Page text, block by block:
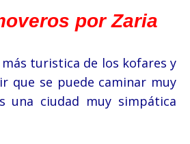
por Zaria
turistica de los kofares y
que se puede caminar muy
una ciudad muy simpática